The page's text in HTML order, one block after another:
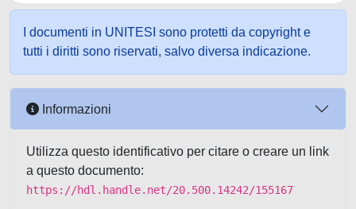
I documenti in UNITESI sono protetti da copyright e
tutti i diritti sono riservati, salvo diversa indicazione.
Informazioni
Utilizza questo identificativo per citare o creare un link
a questo documento:
https://hdl.handle.net/20.500.14242/155167